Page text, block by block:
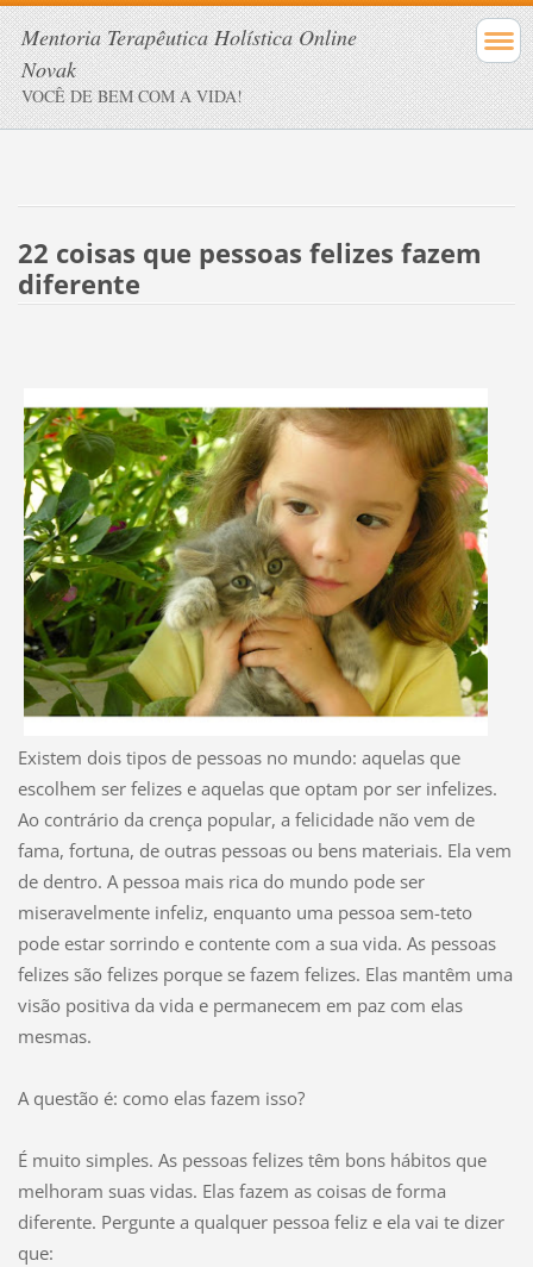
Mentoria Terapêutica Holística Online
Novak
VOCÊ DE BEM COM A VIDA!
22 coisas que pessoas felizes fazem
diferente
Existem dois tipos de pessoas no mundo: aquelas que
escolhem ser felizes e aquelas que optam por ser infelizes.
Ao contrário da crença popular, a felicidade não vem de
fama, fortuna, de outras pessoas ou bens materiais. Ela vem
de dentro. A pessoa mais rica do mundo pode ser
miseravelmente infeliz, enquanto uma pessoa sem-teto
pode estar sorrindo e contente com a sua vida. As pessoas
felizes são felizes porque se fazem felizes. Elas mantêm uma
visão positiva da vida e permanecem em paz com elas
mesmas.
A questão é: como elas fazem isso?
É muito simples. As pessoas felizes têm bons hábitos que
melhoram suas vidas. Elas fazem as coisas de forma
diferente. Pergunte a qualquer pessoa feliz e ela vai te dizer
que: